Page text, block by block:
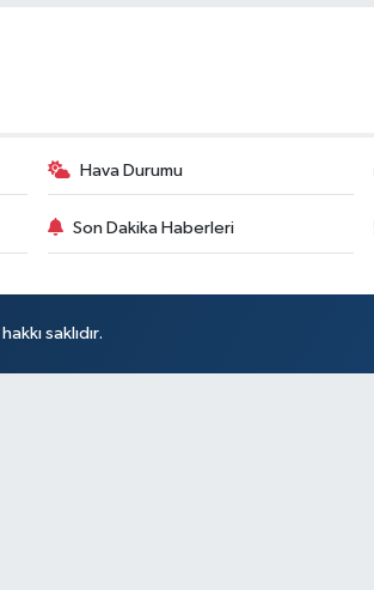
Hava Durumu
Son Dakika Haberleri
saklıdır.